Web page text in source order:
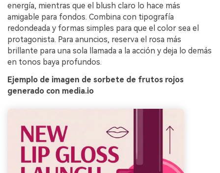
energía, mientras que el blush claro lo hace más
amigable para fondos. Combina con tipografía
redondeada y formas simples para que el color sea el
protagonista. Para anuncios, reserva el rosa más
brillante para una sola llamada a la acción y deja lo demás
en tonos baya profundos.
Ejemplo de imagen de sorbete de frutos rojos
generado con media.io